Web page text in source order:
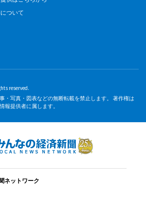
ついて
reserved.
・写真・図表などの無断転載を禁止します。 著作権は
報提供者に属します。
ネットワーク